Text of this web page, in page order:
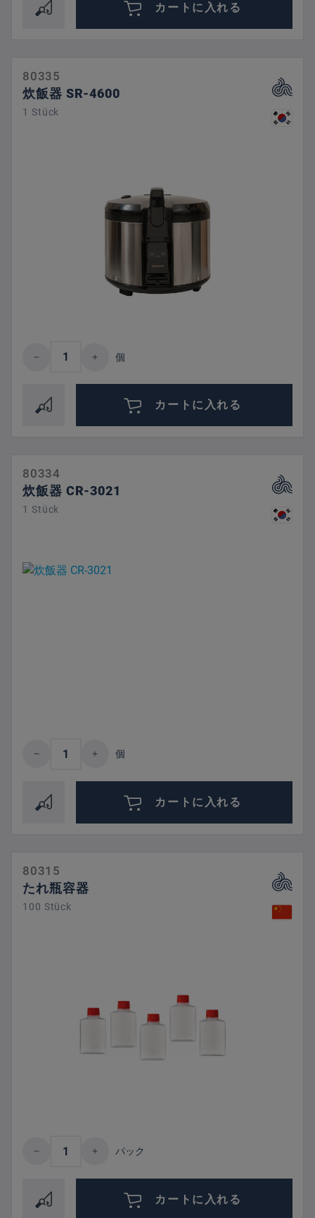
カートに入れる
80335
炊飯器 SR-4600
1 Stück
Product Quantity: Enter the desired
個
カートに入れる
80334
炊飯器 CR-3021
1 Stück
Product Quantity: Enter the desired
個
カートに入れる
80315
たれ瓶容器
100 Stück
Product Quantity: Enter the desired
パック
カートに入れる